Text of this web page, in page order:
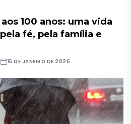
100 anos: uma vida
fé, pela família e
15 DE JANEIRO DE 2026